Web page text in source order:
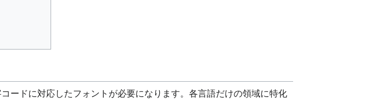
ードに対応したフォントが必要になります。各言語だけの領域に特化